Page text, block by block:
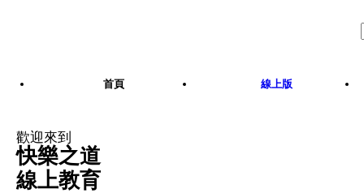
首頁 線上版
歡迎來到
快樂之道
線上教育